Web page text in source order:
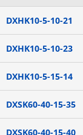
DXHK10-5-10-21
DXHK10-5-10-23
DXHK10-5-15-14
DXSK60-40-15-35
DXSK60-40-15-40